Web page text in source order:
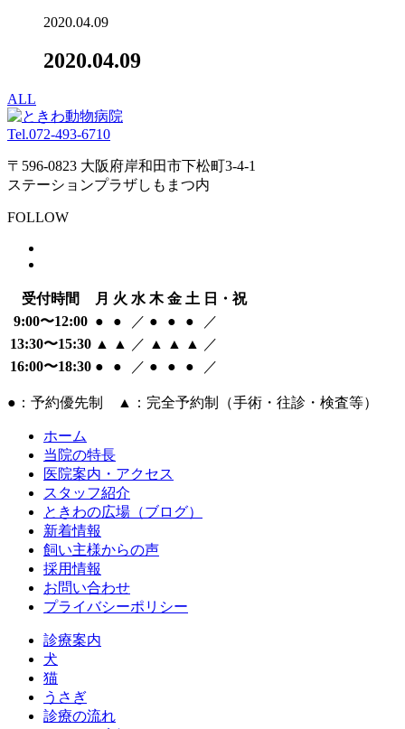
2020.04.09
2020.04.09
ALL
Tel.072-493-6710
〒596-0823 大阪府岸和田市下松町3-4-1
ステーションプラザしもまつ内
FOLLOW
受付時間 月 火 水 木 金 土 日・祝
9:00〜12:00 ● ● ／ ● ● ●
／
13:30〜15:30 ▲ ▲ ／ ▲ ▲ ▲
／
16:00〜18:30 ● ● ／ ● ● ● ／
●：予約優先制 ▲：完全予約制（手術・往診・検査等）
ホーム
当院の特長
医院案内・アクセス
スタッフ紹介
ときわの広場（ブログ）
新着情報
飼い主様からの声
採用情報
お問い合わせ
プライバシーポリシー
診療案内
犬
猫
うさぎ
診療の流れ